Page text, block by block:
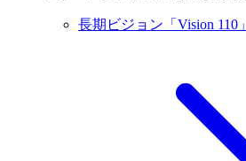
長期ビジョン「Vision 110」